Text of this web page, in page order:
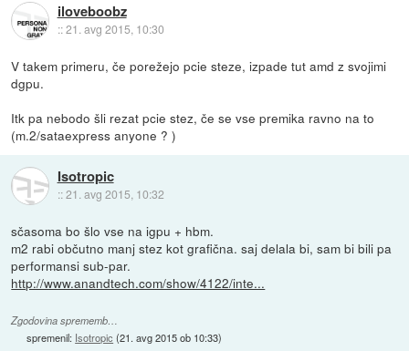
iloveboobz
::21. avg 2015, 10:30
V takem primeru, če porežejo pcie steze, izpade tut amd z svojimi
dgpu.
Itk pa nebodo šli rezat pcie stez, če se vse premika ravno na to
(m.2/sataexpress anyone ? )
Isotropic
::21. avg 2015, 10:32
sčasoma bo šlo vse na igpu + hbm.
m2 rabi občutno manj stez kot grafična. saj delala bi, sam bi bili pa
performansi sub-par.
http://www.anandtech.com/show/4122/inte...
Zgodovina sprememb…
spremenil: Isotropic (21. avg 2015 ob 10:33)